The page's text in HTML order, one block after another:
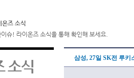
온즈 소식
슈! 라이온즈 소식을 통해 확인해 보세요.
소식 삼성, 27일 SK전 루키